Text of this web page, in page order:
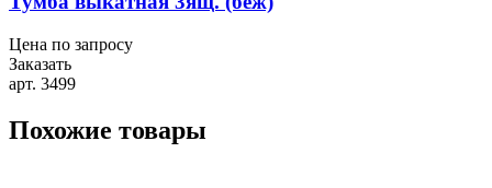
Цена по запросу
Заказать
арт. 3499
Похожие товары